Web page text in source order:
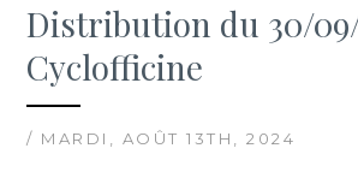
Distribution du 30/
Cyclofficine
/ MARDI, AOÛT 13TH, 2024